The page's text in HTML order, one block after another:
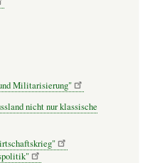
Militarisierung"
nicht nur klassische